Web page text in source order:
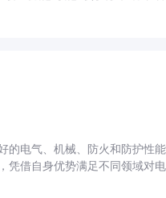
的电气、机械、防火和防护性
凭借自身优势满足不同领域对